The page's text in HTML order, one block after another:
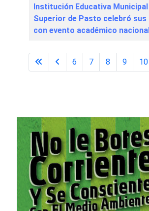
Institución Educativa
Superior de Pasto celebró sus
con evento académico
6 7 8 9 10